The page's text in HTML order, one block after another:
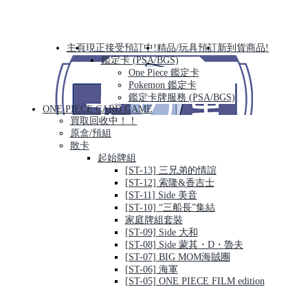
主頁現正接受預訂中!精品/玩具預訂新到貨商品!
鑑定卡 (PSA/BGS)
One Piece 鑑定卡
Pokemon 鑑定卡
鑑定卡牌服務 (PSA/BGS)
ONE PIECE CARD GAME
買取回收中！！
原盒/預組
散卡
起始牌組
[ST-13] 三兄弟的情誼
[ST-12] 索隆&香吉士
[ST-11] Side 美音
[ST-10] “三船長”集結
家庭牌組套裝
[ST-09] Side 大和
[ST-08] Side 蒙其・D・魯夫
[ST-07] BIG MOM海賊團
[ST-06] 海軍
[ST-05] ONE PIECE FILM edition